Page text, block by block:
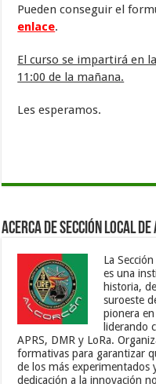
Pueden conseguir el
enlace.
El curso se impartirá en
11:00 de la mañana.
Les esperamos.
Acerca de Sección Local
La
es una
historia,
suroeste
pionera
liderando
APRS, DMR y LoRa.
formativas para garantizar
de los más experimentados
dedicación a la innovación